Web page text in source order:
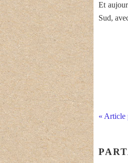
Et
Sud,
« Article